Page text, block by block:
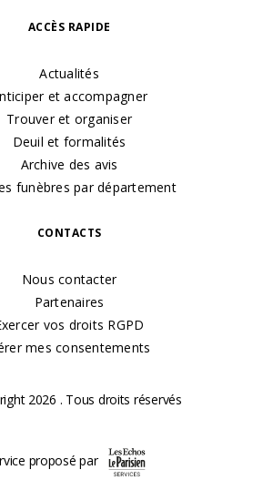
ACCÈS RAPIDE
Actualités
et accompagner
Trouver et organiser
Deuil et formalités
Archive des avis
funèbres par département
CONTACTS
Nous contacter
Partenaires
vos droits RGPD
mes consentements
2026 . Tous droits réservés
proposé par